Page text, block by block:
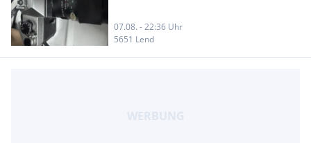
07.08. - 22:36 Uhr
5651 Lend